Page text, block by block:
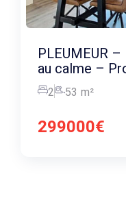
PLEUMEUR –
au calme –
2 53 m²
299000€